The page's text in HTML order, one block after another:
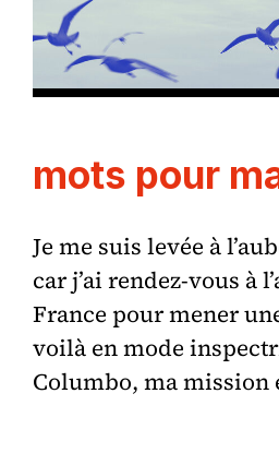
mots pour
Je me suis levée à
car j’ai rendez-vous à
France pour mener
voilà en mode
Columbo, ma mission